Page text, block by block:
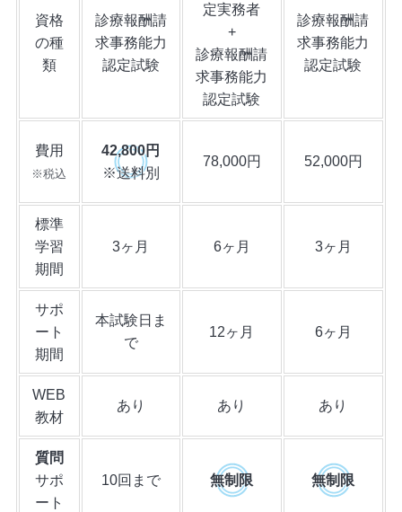
資格
の種
類
診療報酬請
求事務能力
認定試験
定実務者
+
診療報酬請
求事務能力
認定試験
診療報酬請
求事務能力
認定試験
費用
※税込
42,800円
※送料別
78,000円 52,000円
標準
学習
期間
3ヶ月 6ヶ月 3ヶ月
サポ
ート
期間
本試験日ま
で
12ヶ月 6ヶ月
WEB
教材
あり あり あり
質問
サポ
ート
10回まで 無制限 無制限